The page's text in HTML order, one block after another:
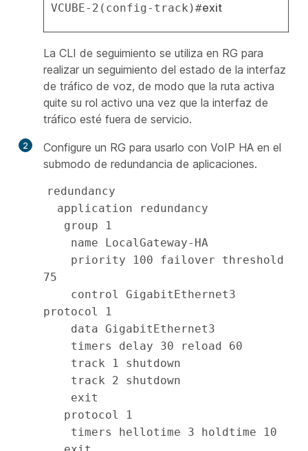
VCUBE-2(config-track)#exit
La CLI de seguimiento se utiliza en RG para
realizar un seguimiento del estado de la interfaz
de tráfico de voz, de modo que la ruta activa
quite su rol activo una vez que la interfaz de
tráfico esté fuera de servicio.
2
Configure un RG para usarlo con VoIP HA en el
submodo de redundancia de aplicaciones.
redundancy
75
protocol 1